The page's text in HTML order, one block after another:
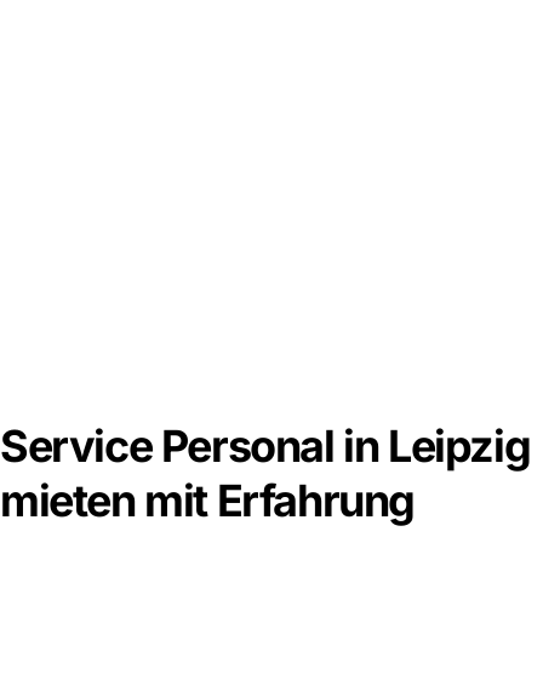
Service Personal in Leipzig
mieten mit Erfahrung